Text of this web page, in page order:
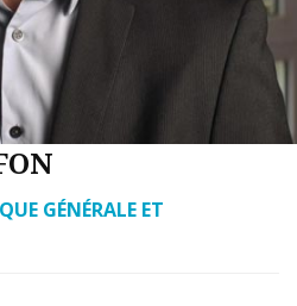
GÉNÉRALE ET